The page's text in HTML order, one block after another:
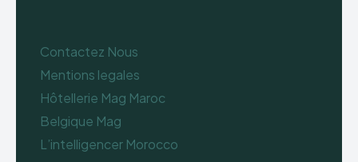
Contactez Nous
Mentions legales
Hôtellerie Mag Maroc
Belgique Mag
L’intelligencer Morocco